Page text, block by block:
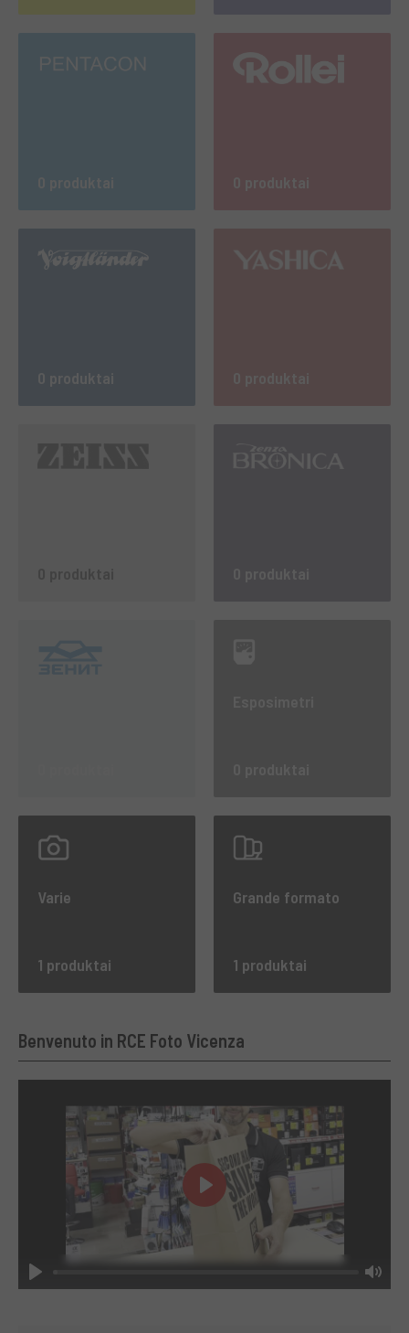
0 produktai
Varie
1 produktai
Grande formato
1 produktai
Benvenuto in RCE Foto Vicenza
Play Mute
Play